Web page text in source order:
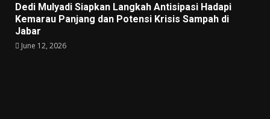
Dedi Mulyadi Siapkan Langkah Antisipasi Hadapi
Kemarau Panjang dan Potensi Krisis Sampah di
Jabar
June 12, 2026